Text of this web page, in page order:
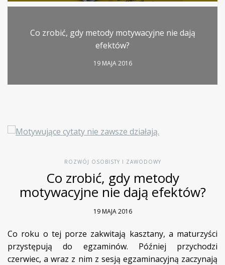
Co zrobić, gdy metody motywacyjne nie dają
efektów?
19 MAJA 2016
ROZWÓJ OSOBISTY I ZAWODOWY
Co zrobić, gdy metody
motywacyjne nie dają efektów?
19 MAJA 2016
Co roku o tej porze zakwitają kasztany, a maturzyści
przystępują do egzaminów. Później przychodzi
czerwiec, a wraz z nim z sesją egzaminacyjną zaczynają